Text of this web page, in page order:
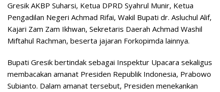
Gresik AKBP Suharsi, Ketua DPRD Syahrul Munir, Ketua
Pengadilan Negeri Achmad Rifai, Wakil Bupati dr. Asluchul Alif,
Kajari Zam Zam Ikhwan, Sekretaris Daerah Achmad Washil
Miftahul Rachman, beserta jajaran Forkopimda lainnya.
Bupati Gresik bertindak sebagai Inspektur Upacara sekaligus
membacakan amanat Presiden Republik Indonesia, Prabowo
Subianto. Dalam amanat tersebut, Presiden menekankan